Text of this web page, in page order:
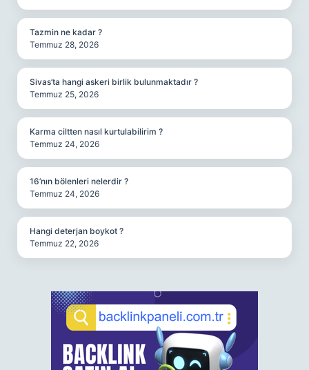
Tazmin ne kadar ?
Temmuz 28, 2026
Sivas’ta hangi askeri birlik bulunmaktadır ?
Temmuz 25, 2026
Karma ciltten nasıl kurtulabilirim ?
Temmuz 24, 2026
16’nın bölenleri nelerdir ?
Temmuz 24, 2026
Hangi deterjan boykot ?
Temmuz 22, 2026